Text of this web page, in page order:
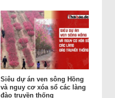
Siêu dự án ven sông Hồng
và nguy cơ xóa sổ các làng
đào truyền thống